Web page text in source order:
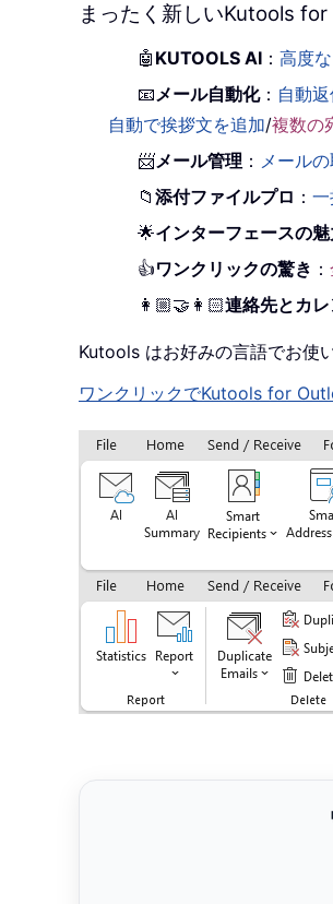
まったく新しいKutools
🤖 KUTOOLS AI ：高度
📧メール自動化： 自動
自動で挨拶文を追加/複数の
📨メール管理 ： メール
📁添付ファイルプロ ：
🌟インターフェースの魅
👍ワンクリックの驚き ：
👩🏼‍🤝‍👩🏻連絡先とカ
Kutools はお好みの言語でお使
ワンクリックでKutools for